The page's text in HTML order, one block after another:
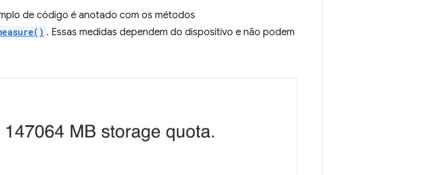
de código é anotado com os métodos
. Essas medidas dependem do dispositivo e não podem